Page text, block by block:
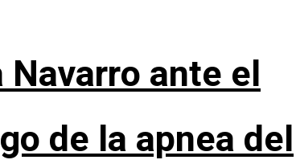
Navarro ante el
de la apnea del